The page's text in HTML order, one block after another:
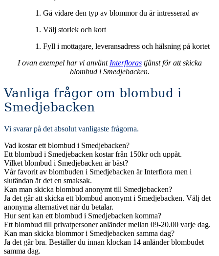
Gå vidare den typ av blommor du är intresserad av
Välj storlek och kort
Fyll i mottagare, leveransadress och hälsning på kortet
I ovan exempel har vi använt Interflorastjänst för att skicka
blombud i Smedjebacken.
Vanliga frågor om blombud i
Smedjebacken
Vi svarar på det absolut vanligaste frågorna.
Vad kostar ett blombud i Smedjebacken?
Ett blombud i Smedjebacken kostar från 150kr och uppåt.
Vilket blombud i Smedjebacken är bäst?
Vår favorit av blombuden i Smedjebacken är Interflora men i
slutändan är det en smaksak.
Kan man skicka blombud anonymt till Smedjebacken?
Ja det går att skicka ett blombud anonymt i Smedjebacken. Välj det
anonyma alternativet när du betalar.
Hur sent kan ett blombud i Smedjebacken komma?
Ett blombud till privatpersoner anländer mellan 09-20.00 varje dag.
Kan man skicka blommor i Smedjebacken samma dag?
Ja det går bra. Beställer du innan klockan 14 anländer blombudet
samma dag.